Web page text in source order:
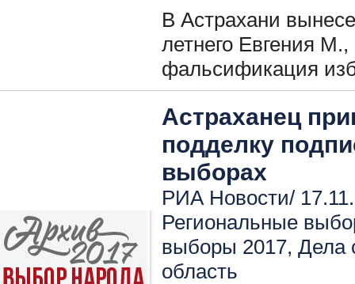
В Астрахани
летнего Евгения
фальсификация
Астраханец
подделку
выборах
РИА Новости/
Региональные
выборы 2017, Дела
область